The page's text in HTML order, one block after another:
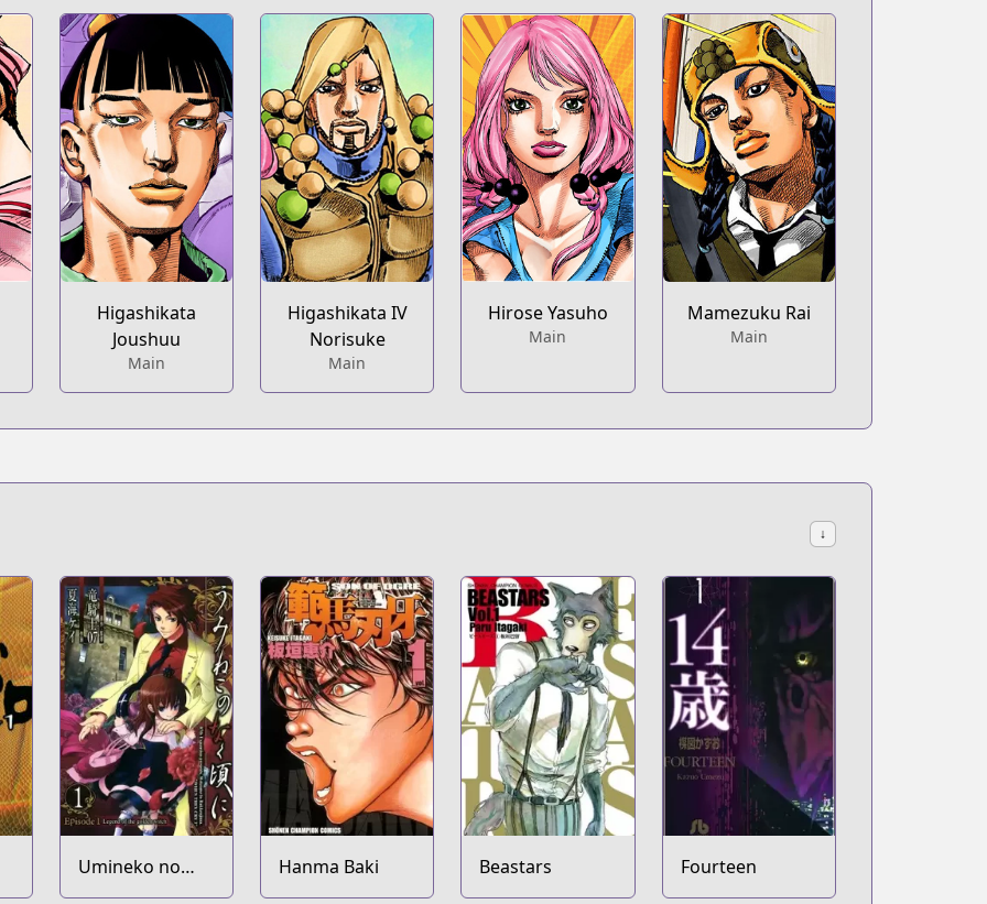
Higashikata
Joushuu
Main
Higashikata IV
Norisuke
Main
Hirose Yasuho
Main
Mamezuku Rai
Main
↓
Umineko no
Naku Koro ni -
Hanma Baki Beastars Fourteen